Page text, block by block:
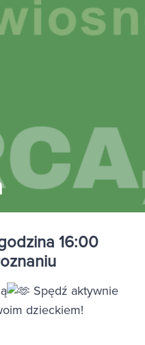
16:00
Spędź aktywnie
dzieckiem!